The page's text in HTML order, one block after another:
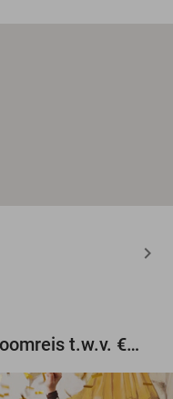
Maak gratis kans op een droomreis t.w.v. €3.000!